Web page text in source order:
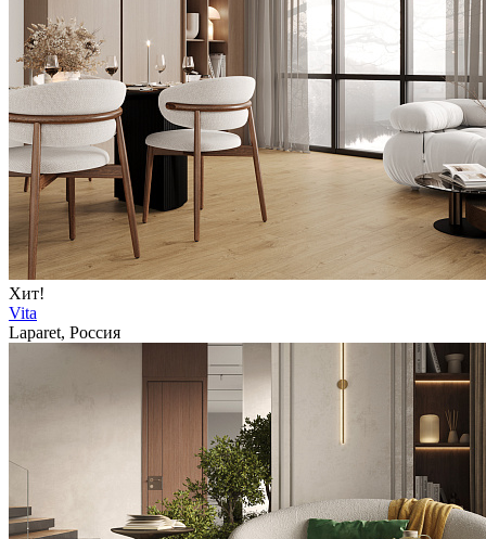
Хит!
Vita
Laparet, Россия